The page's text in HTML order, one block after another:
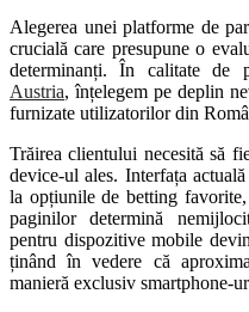
Alegerea unei platforme de
crucială care presupune o
determinanți. În calitate de
Austria, înțelegem pe deplin
furnizate utilizatorilor din
Trăirea clientului necesită să
device-ul ales. Interfața
la opțiunile de betting
paginilor determină
pentru dispozitive mobile
ținând în vedere că
manieră exclusiv smartphone-